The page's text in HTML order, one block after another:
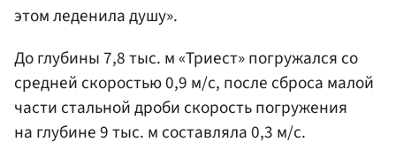
этом леденила душу».
До глубины 7,8 тыс. м «Триест» погружался со
средней скоростью 0,9 м/с, после сброса малой
части стальной дроби скорость погружения
на глубине 9 тыс. м составляла 0,3 м/с.